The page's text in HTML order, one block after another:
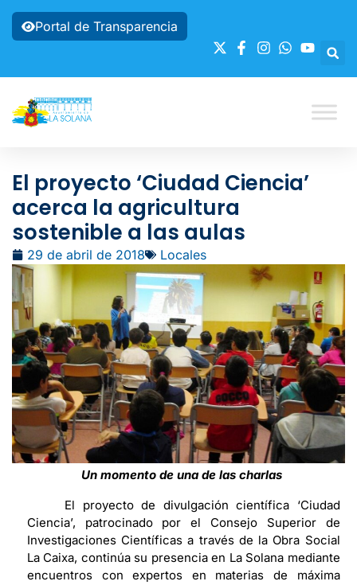
Portal de Transparencia
El proyecto ‘Ciudad Ciencia’
acerca la agricultura
sostenible a las aulas
29 de abril de 2018 Locales
Un momento de una de las charlas
El proyecto de divulgación científica ‘Ciudad
Ciencia’, patrocinado por el Consejo Superior de
Investigaciones Científicas a través de la Obra Social
La Caixa, continúa su presencia en La Solana mediante
encuentros con expertos en materias de máxima